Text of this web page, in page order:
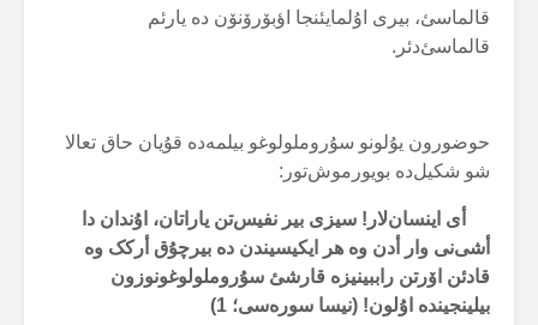
قالماسئ، بیری اۇلمایئنجا اؤبۆرۆنۆن دە یارئم
قالماسئ‌دئر.
حوضورون یۇلونو سۇروملولوغو بیلمەدە قۇیان حاق تعالا
شو شکیل‌دە بویورموش‌تور:
أی اینسان‌لار! سیزی بیر نفیس‌تن یاراتان، اۇندان دا
أشی‌نی وار أدن وە هر ایکیسیندن دە بیرچۇق أرکک وە
قادئن اۆرتن راببینیزە قارشئ سۇروملولوغونوزون
بیلینجیندە اۇلون! (نیسا سورەسی؛ 1)